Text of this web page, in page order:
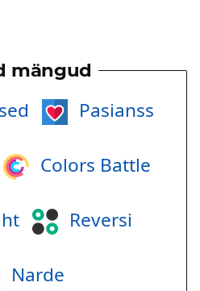
mängud
Pasianss
Colors Battle
Reversi
Narde